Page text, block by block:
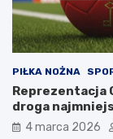
PIŁKA NOŻNA
Reprezentacja
droga
4 marca 2026